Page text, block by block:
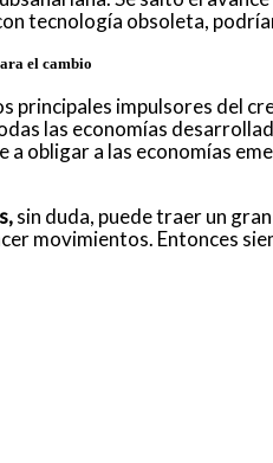
tecnología obsoleta,
el cambio
principales impulsores del
las economías
obligar a las economías
sin duda, puede traer un
movimientos. Entonces